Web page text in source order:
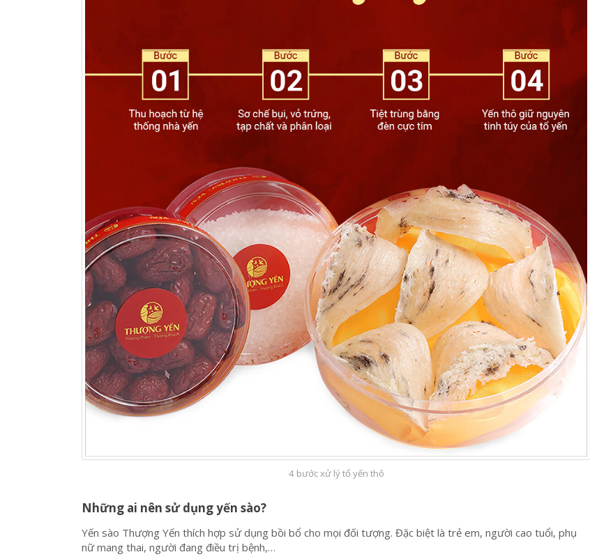
4 bước xử lý tổ yến thô
Những ai nên sử dụng yến sào?
Yến sào Thượng Yến thích hợp sử dụng bồi bổ cho mọi đối tượng. Đặc biệt là trẻ em, người cao tuổi, phụ
nữ mang thai, người đang điều trị bệnh,…